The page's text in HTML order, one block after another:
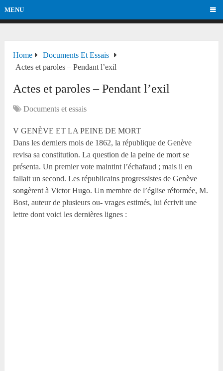
MENU
Home
Documents Et Essais
Actes et paroles – Pendant l’exil
Actes et paroles – Pendant l’exil
Documents et essais
V GENÈVE ET LA PEINE DE MORT
Dans les derniers mois de 1862, la république de Genève
revisa sa constitution. La question de la peine de mort se
présenta. Un premier vote maintint l’échafaud ; mais il en
fallait un second. Les républicains progressistes de Genève
songèrent à Victor Hugo. Un membre de l’église réformée, M.
Bost, auteur de plusieurs ou- vrages estimés, lui écrivit une
lettre dont voici les dernières lignes :